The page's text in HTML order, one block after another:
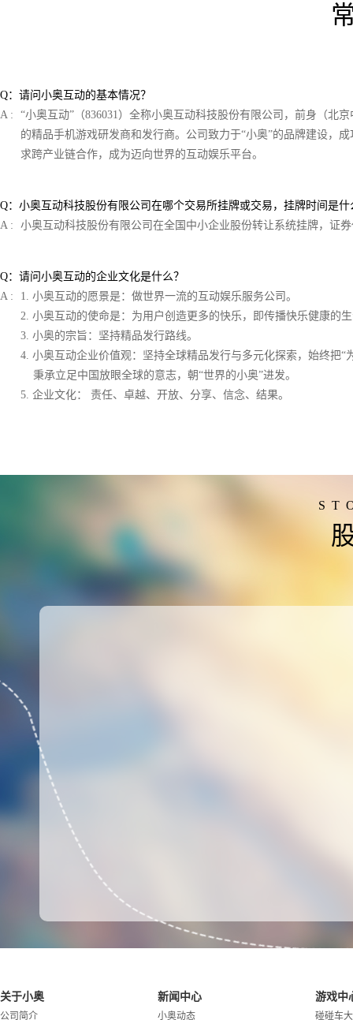
Q：请问小奥互动的基本情况？
A :
“小奥互动”（836031）全称小奥互动科技股份有限公司，前身（北
的精品手机游戏研发商和发行商。公司致力于“小奥”的品牌建设，
求跨产业链合作，成为迈向世界的互动娱乐平台。
Q：小奥互动科技股份有限公司在哪个交易所挂牌或交易，挂牌时间是
A :
小奥互动科技股份有限公司在全国中小企业股份转让系统挂牌，证
Q：请问小奥互动的企业文化是什么？
A :
1. 小奥互动的愿景是：做世界一流的互动娱乐服务公司。
2. 小奥互动的使命是：为用户创造更多的快乐，即传播快乐健康的
3. 小奥的宗旨：坚持精品发行路线。
4. 小奥互动企业价值观：坚持全球精品发行与多元化探索，始终把“
秉承立足中国放眼全球的意志，朝“世界的小奥”进发。
5. 企业文化： 责任、卓越、开放、分享、信念、结果。
关于小奥
公司简介
新闻中心
小奥动态
游戏中
碰碰车